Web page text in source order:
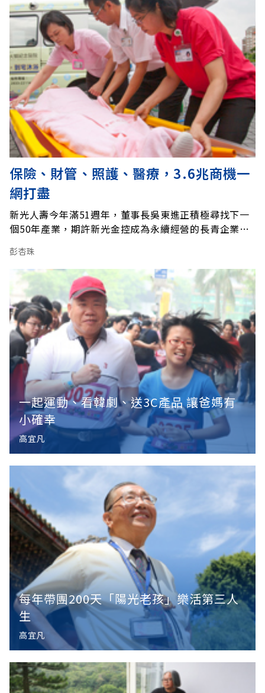
保險、財管、照護、醫療，3.6兆商機一
網打盡
新光人壽今年滿51週年，董事長吳東進正積極尋找下一
個50年產業，期許新光金控成為永續經營的長青企業。
十年的總和，甚至破天荒多次親自參加金管會的會議。
從最近的發言內容，他所擘劃的利基產業已經呼之欲
出，正是高達3.6兆的銀髮、長照商機。 長期觀察日本
預見
彭杏珠
一起運動、看韓劇、送3C產品 讓爸媽有
小確幸
高宜凡
每年帶團200天「陽光老孩」樂活第三人
生
高宜凡